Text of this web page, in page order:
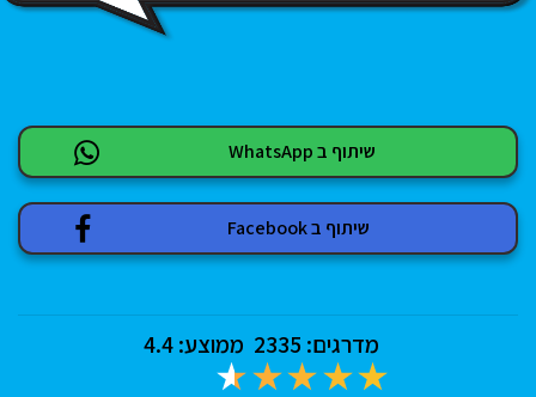
שיתוף ב WhatsApp
שיתוף ב Facebook
מדרגים: 2335 ממוצע:4.4